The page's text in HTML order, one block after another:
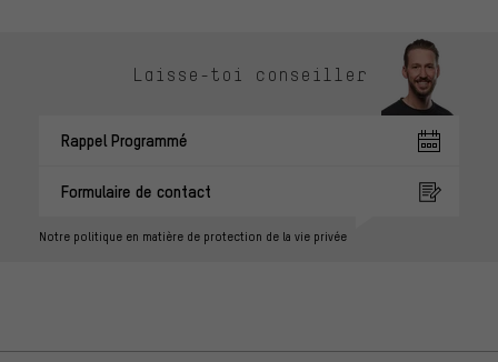
Laisse-toi conseiller
Rappel Programmé
Formulaire de contact
Notre politique en matière de protection de la vie privée